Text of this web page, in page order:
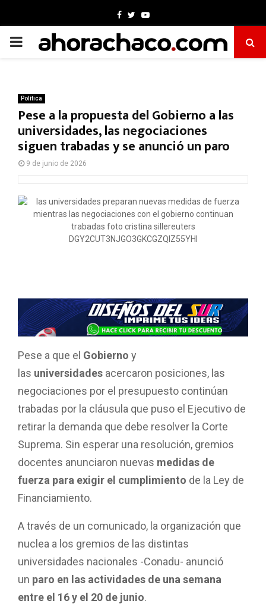
Facebook
TwitterYoutube
PRIMARY
Política
Pese a la propuesta del Gobierno a las
universidades, las negociaciones
siguen trabadas y se anunció un paro
9 de junio de 2026
Pese a que el Gobierno y
las universidades acercaron posiciones, las
negociaciones por el presupuesto continúan
trabadas por la cláusula que puso el Ejecutivo de
retirar la demanda que debe resolver la Corte
Suprema. Sin esperar una resolución, gremios
docentes anunciaron nuevas medidas de
fuerza para exigir el cumplimiento de la Ley de
Financiamiento.
A través de un comunicado, la organización que
nuclea a los gremios de las distintas
universidades nacionales -Conadu- anunció
un paro en las actividades de una semana
entre el 16 y el 20 de junio.